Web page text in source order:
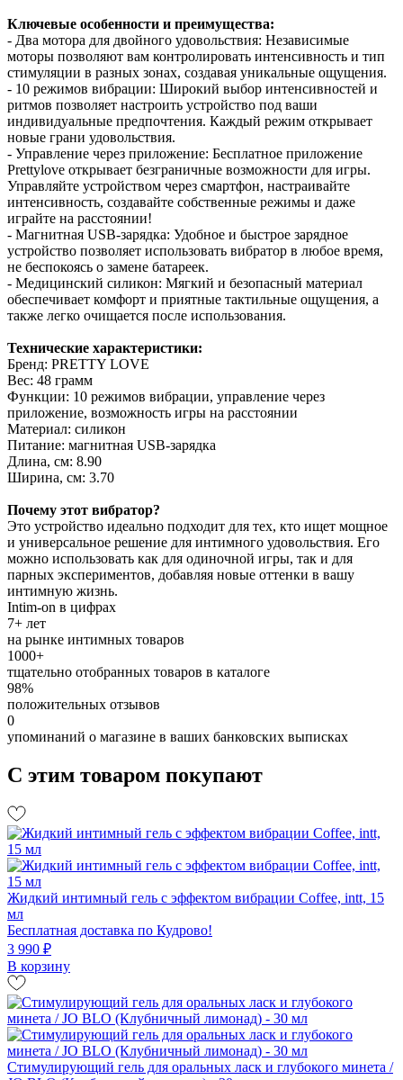
Ключевые особенности и преимущества:
- Два мотора для двойного удовольствия: Независимые
моторы позволяют вам контролировать интенсивность и тип
стимуляции в разных зонах, создавая уникальные ощущения.
- 10 режимов вибрации: Широкий выбор интенсивностей и
ритмов позволяет настроить устройство под ваши
индивидуальные предпочтения. Каждый режим открывает
новые грани удовольствия.
- Управление через приложение: Бесплатное приложение
Prettylove открывает безграничные возможности для игры.
Управляйте устройством через смартфон, настраивайте
интенсивность, создавайте собственные режимы и даже
играйте на расстоянии!
- Магнитная USB-зарядка: Удобное и быстрое зарядное
устройство позволяет использовать вибратор в любое время,
не беспокоясь о замене батареек.
- Медицинский силикон: Мягкий и безопасный материал
обеспечивает комфорт и приятные тактильные ощущения, а
также легко очищается после использования.
Технические характеристики:
Бренд: PRETTY LOVE
Вес: 48 грамм
Функции: 10 режимов вибрации, управление через
приложение, возможность игры на расстоянии
Материал: силикон
Питание: магнитная USB-зарядка
Длина, см: 8.90
Ширина, см: 3.70
Почему этот вибратор?
Это устройство идеально подходит для тех, кто ищет мощное
и универсальное решение для интимного удовольствия. Его
можно использовать как для одиночной игры, так и для
парных экспериментов, добавляя новые оттенки в вашу
интимную жизнь.
Intim-on в цифрах
7+ лет
на рынке интимных товаров
1000+
тщательно отобранных товаров в каталоге
98%
положительных отзывов
0
упоминаний о магазине в ваших банковских выписках
С этим товаром покупают
Жидкий интимный гель с эффектом вибрации Coffee, intt, 15
мл
Бесплатная доставка по Кудрово!
3 990 ₽
В корзину
Стимулирующий гель для оральных ласк и глубокого минета /